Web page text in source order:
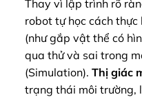
Thay vì lập trình rõ
robot tự học cách
(như gắp vật thể có
qua thử và sai trong
(Simulation). Thị giác
trạng thái môi trường,